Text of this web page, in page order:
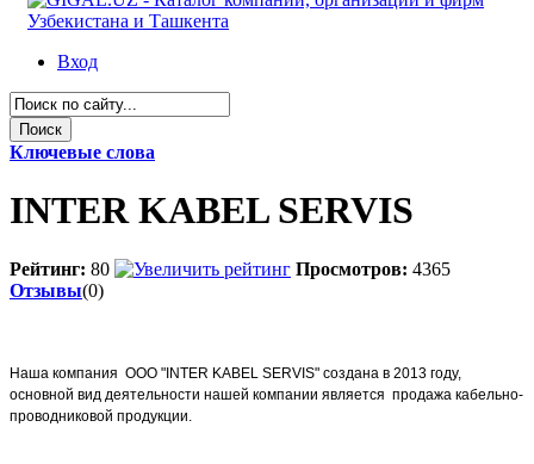
Вход
Ключевые слова
INTER KABEL SERVIS
Рейтинг: 80 Просмотров: 4365
Отзывы(0)
Наша компания OOO "INTER KABEL SERVIS" создана в 2013 году,
основной вид деятельности нашей компании является продажа кабельно-
проводниковой продукции.